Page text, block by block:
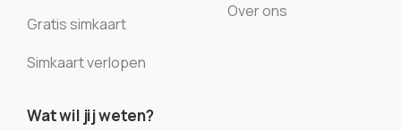
Gratis simkaart
Simkaart verlopen
Over ons
Wat wil jij weten?